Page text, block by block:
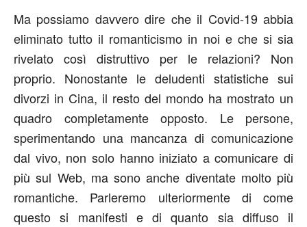
Ma possiamo davvero dire che il Covid-19 abbia
eliminato tutto il romanticismo in noi e che si sia
rivelato così distruttivo per le relazioni? Non
proprio. Nonostante le deludenti statistiche sui
divorzi in Cina, il resto del mondo ha mostrato un
quadro completamente opposto. Le persone,
sperimentando una mancanza di comunicazione
dal vivo, non solo hanno iniziato a comunicare di
più sul Web, ma sono anche diventate molto più
romantiche. Parleremo ulteriormente di come
questo si manifesti e di quanto sia diffuso il